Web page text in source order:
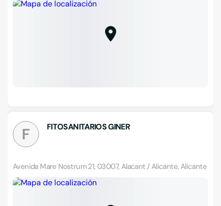
F FITOSANITARIOS GINER
Avenida Mare Nostrum 21, 03007, Alacant / Alicante, Alicante